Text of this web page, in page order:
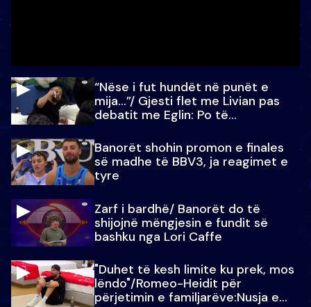
“Nëse i fut hundët në punët e
mija…”/ Gjesti flet me Livian pas
debatit me Eglin: Po të
Banorët shohin promon e finales
së madhe të BBV3, ja reagimet e
tyre
Zarf i bardhë/ Banorët do të
shijojnë mëngjesin e fundit së
bashku nga Lori Caffe
"Duhet të kesh limite ku prek, mos
lëndo"/Romeo-Heidit për
përjetimin e familjarëve:Nusja e